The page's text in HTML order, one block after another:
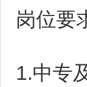
岗位要
1.中专